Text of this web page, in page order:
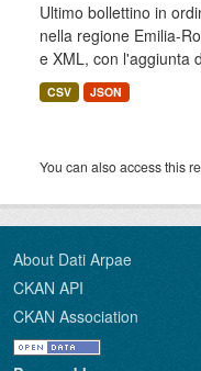
Ultimo bollettino in
nella regione Emilia-
e XML, con l'aggiunta
CSV JSON
You can also access this
About Dati Arpae
CKAN API
CKAN Association